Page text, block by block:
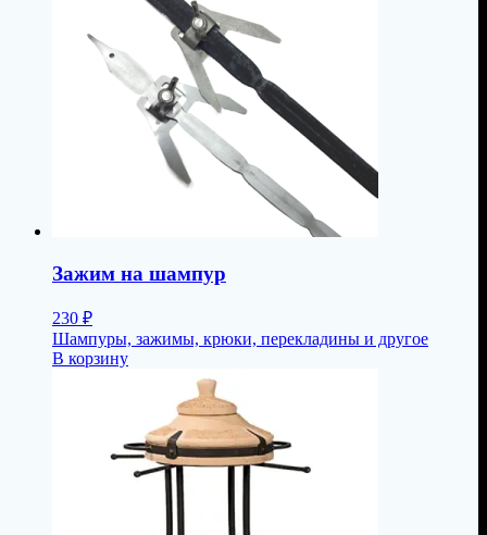
Зажим на шампур
230 ₽
Шампуры, зажимы, крюки, перекладины и другое
В корзину